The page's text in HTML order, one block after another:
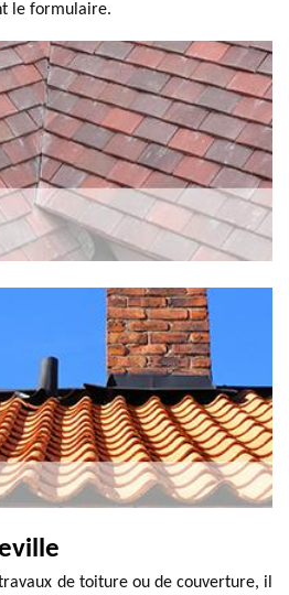
le formulaire.
de toiture ou de couverture, il